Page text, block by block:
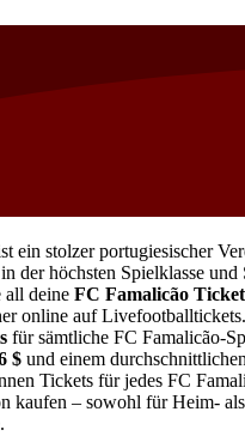
ein stolzer portugiesischer
der höchsten Spielklasse und
all deine FC Famalicão
online auf
für sämtliche FC Famalicão-
$ und einem
Tickets für jedes FC
kaufen – sowohl für Heim-